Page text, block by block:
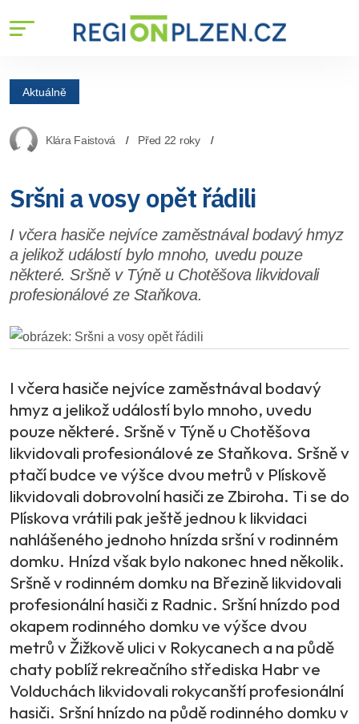
Aktuálně
Klára Faistová Před 22 roky
Sršni a vosy opět řádili
I včera hasiče nejvíce zaměstnával bodavý hmyz
a jelikož událostí bylo mnoho, uvedu pouze
některé. Sršně v Týně u Chotěšova likvidovali
profesionálové ze Staňkova.
I včera hasiče nejvíce zaměstnával bodavý
hmyz a jelikož událostí bylo mnoho, uvedu
pouze některé. Sršně v Týně u Chotěšova
likvidovali profesionálové ze Staňkova. Sršně v
ptačí budce ve výšce dvou metrů v Plískově
likvidovali dobrovolní hasiči ze Zbiroha. Ti se do
Plískova vrátili pak ještě jednou k likvidaci
nahlášeného jednoho hnízda sršní v rodinném
domku. Hnízd však bylo nakonec hned několik.
Sršně v rodinném domku na Březině likvidovali
profesionální hasiči z Radnic. Sršní hnízdo pod
okapem rodinného domku ve výšce dvou
metrů v Žižkově ulici v Rokycanech a na půdě
chaty poblíž rekreačního střediska Habr ve
Volduchách likvidovali rokycanští profesionální
hasiči. Sršní hnízdo na půdě rodinného domku v